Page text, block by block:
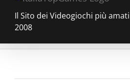
Il Sito dei Videogiochi più
2008